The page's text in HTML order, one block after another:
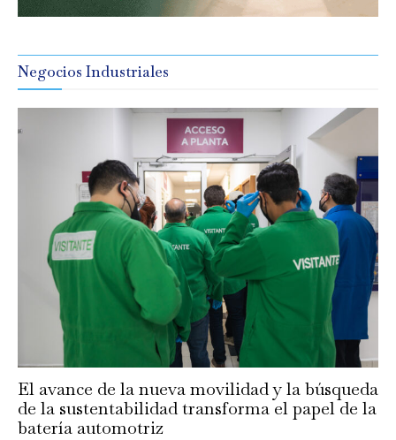
Negocios Industriales
El avance de la nueva movilidad y la búsqueda
de la sustentabilidad transforma el papel de la
batería automotriz